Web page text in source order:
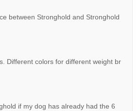
between Stronghold and Stronghold
Different colors for different weight br
if my dog has already had the 6